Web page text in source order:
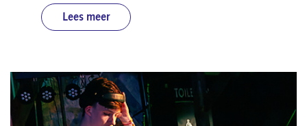
Lees meer